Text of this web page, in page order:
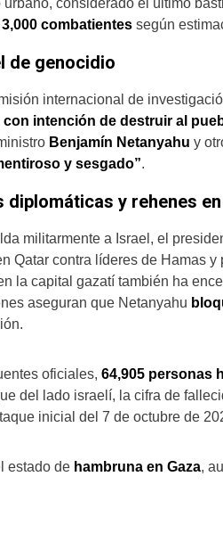
considerado el último
3,000 combatientes según
de genocidio
internacional de
con intención de destruir al
Benjamín Netanyahu y
y sesgado”.
diplomáticas y rehenes
militarmente a Israel, el
Qatar contra líderes de Hamas y
la capital gazatí también ha
aseguran que Netanyahu
oficiales, 64,905 personas
del lado israelí, la cifra de
inicial del 7 de octubre de
estado de hambruna en Gaza,